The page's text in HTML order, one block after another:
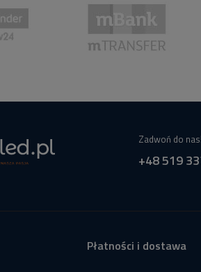
Zadwoń do nas!
+48 519
Płatności i dostawa